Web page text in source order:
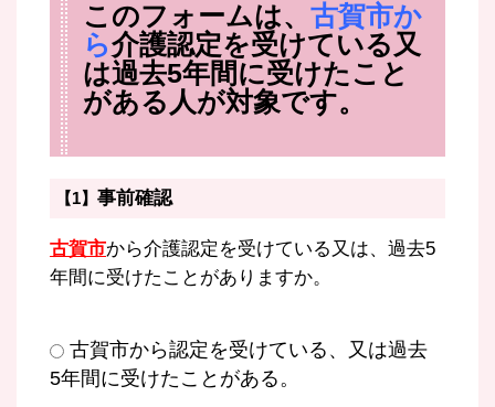
このフォームは、 古賀市か
ら介護認定を受けている又
は過去5年間に受けたこと
がある人が対象です。
【1】 事前確認
古賀市から介護認定を受けている又は、過去5
年間に受けたことがありますか。
古賀市から認定を受けている、又は過去
5年間に受けたことがある。